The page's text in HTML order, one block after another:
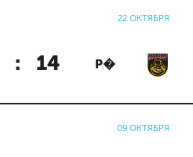
22 ОКТЯБРЯ
: 14 Р�
09 ОКТЯБРЯ